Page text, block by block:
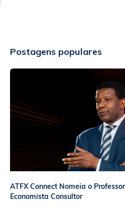
Postagens populares
ATFX Connect Nomeia o
Economista Consultor